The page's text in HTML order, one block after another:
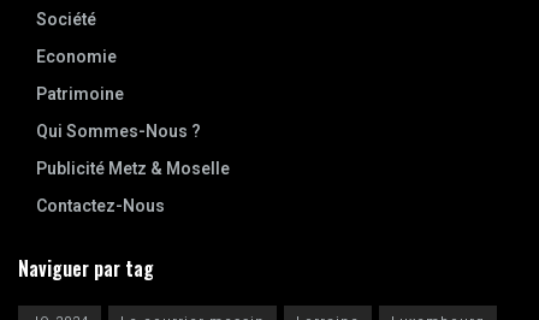
Société
Economie
Patrimoine
Qui Sommes-Nous ?
Publicité Metz & Moselle
Contactez-Nous
Naviguer par tag